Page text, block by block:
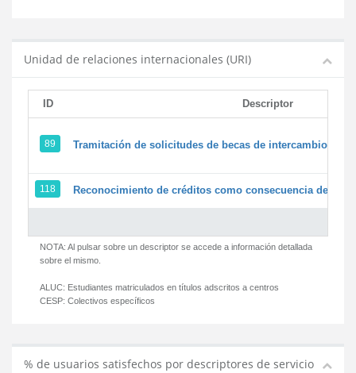
Unidad de relaciones internacionales (URI)
ID Descriptor
89 Tramitación de solicitudes de becas de intercambio
118 Reconocimiento de créditos como consecuencia de un
NOTA: Al pulsar sobre un descriptor se accede a información detallada
sobre el mismo.
ALUC: Estudiantes matriculados en títulos adscritos a centros
CESP: Colectivos específicos
% de usuarios satisfechos por descriptores de servicio